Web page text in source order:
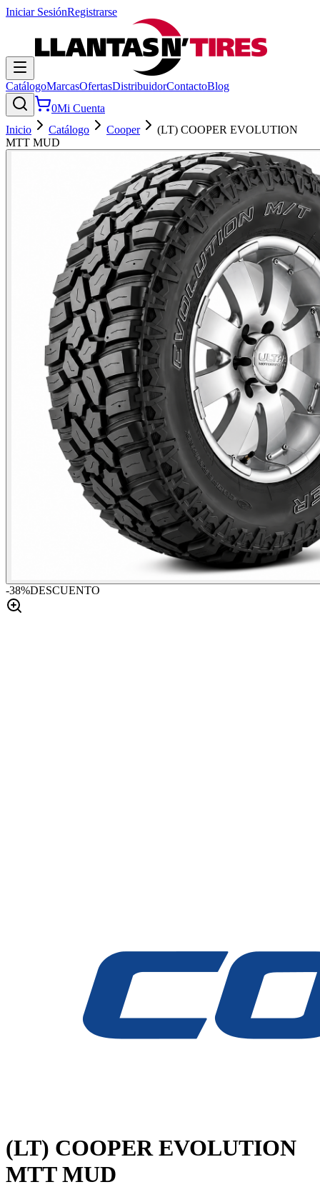
Iniciar SesiónRegistrarse
CatálogoMarcasOfertasDistribuidorContactoBlog
0Mi Cuenta
Inicio
Catálogo Cooper
(LT) COOPER EVOLUTION
MTT MUD
-38%DESCUENTO
(LT) COOPER EVOLUTION
MTT MUD